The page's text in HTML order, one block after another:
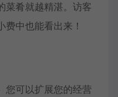
菜肴就越精湛。访客
中也能看出来！
您可以扩展您的经营